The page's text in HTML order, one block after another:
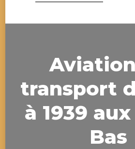
transport
à 1939
Bas